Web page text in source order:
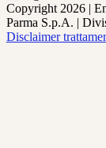
Copyright 2026 |
Parma S.p.A. |
Disclaimer